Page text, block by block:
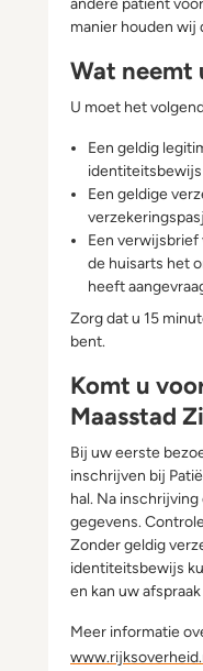
andere patiënt
manier houden
Wat neemt
U moet het
Een geldig
Een geldige
Een verwijsbrief
de huisarts het
heeft
Zorg dat u 15
bent.
Komt u
Maasstad
Bij uw eerste
inschrijven bij
hal. Na
gegevens.
Zonder geldig
identiteitsbewijs
en kan uw
Meer informatie